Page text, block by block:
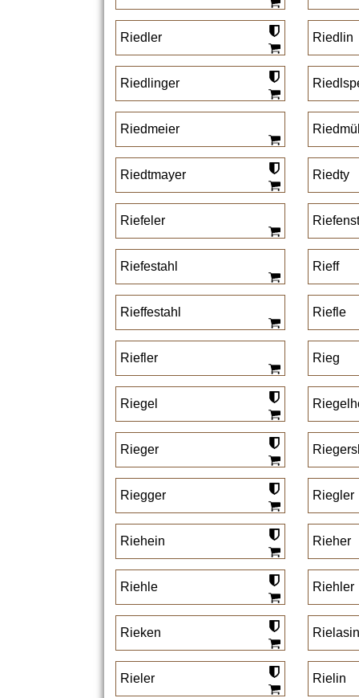
Riedler Riedlin
Riedlinger
Riedmeier
Riedtmayer Riedty
Riefeler
Riefestahl Rieff
Rieffestahl Riefle
Riefler Rieg
Riegel
Rieger
Riegger Riegler
Riehein Rieher
Riehle Riehler
Rieken
Rieler Rielin